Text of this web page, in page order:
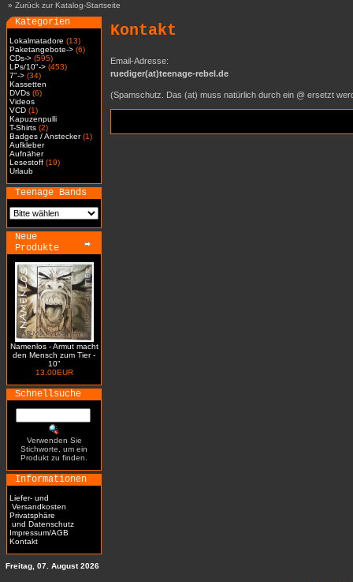
» Zurück zur Katalog-Startseite
Kategorien
Lokalmatadore (13)
Paketangebote-> (6)
CDs-> (595)
LPs/10"-> (453)
7"-> (34)
Kassetten
DVDs (6)
Videos
VCD (1)
Kapuzenpulli
T-Shirts (2)
Badges / Anstecker(1)
Aufkleber
Aufnäher
Lesestoff (19)
Urlaub
Teenage Bands
Neue
Produkte
Namenlos - Armut macht
den Mensch zum Tier -
10"
13.00EUR
Schnellsuche
Verwenden Sie
Stichworte, um ein
Produkt zu finden.
Informationen
Liefer- und
Versandkosten
Privatsphäre
und Datenschutz
Impressum/AGB
Kontakt
Kontakt
Email-Adresse:
ruediger(at)teenage-rebel.de
(Spamschutz. Das (at) muss natürlich durch ein @ ersetzt
Freitag, 07. August 2026